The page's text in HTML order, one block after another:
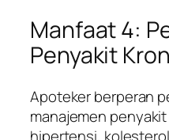
Manfaat 4:
Penyakit
Apoteker berperan
manajemen
hipertensi,